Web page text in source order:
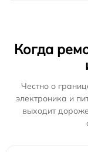
Когда
Честно о
электроника и
выходит